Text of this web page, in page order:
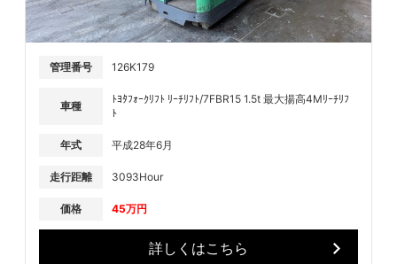
管理番号 126K179
車種
ﾄﾖﾀﾌｫｰｸﾘﾌﾄ ﾘｰﾁﾘﾌﾄ/7FBR15 1.5t 最大揚高4Mﾘｰﾁﾘﾌ
ﾄ
年式 平成28年6月
走行距離 3093Hour
価格 45万円
詳しくはこちら